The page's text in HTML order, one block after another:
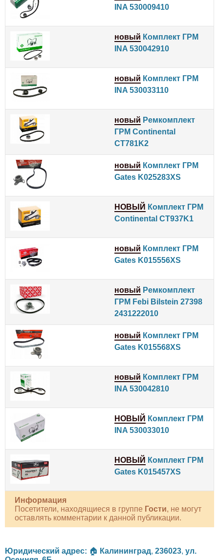
INA 530009410
новый Комплект ГРМ
INA 530042910
новый Комплект ГРМ
INA 530033110
новый Ремкомплект
ГРМ Continental
CT781K2
новый Комплект ГРМ
Gates K025283XS
НОВЫЙ Комплект ГРМ
Continental CT937K1
новый Комплект ГРМ
Gates K015556XS
новый Ремкомплект
ГРМ Febi Bilstein 27398
2431222010
новый Комплект ГРМ
Gates K015568XS
новый Комплект ГРМ
INA 530042810
НОВЫЙ Комплект ГРМ
INA 530033010
НОВЫЙ Комплект ГРМ
Gates K015457XS
Информация
Посетители, находящиеся в группе Гости, не могут
оставлять комментарии к данной публикации.
Юридический адрес: 🏠 Калининград, 236023, ул.